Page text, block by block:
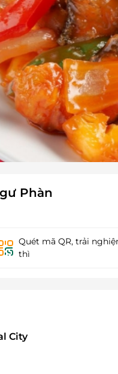
Phàn
Quét mã QR, trải
thì
City